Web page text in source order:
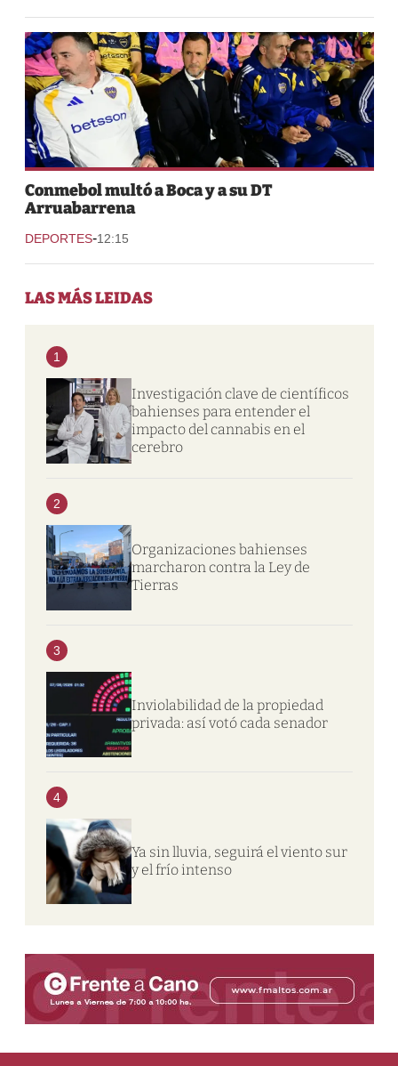
Conmebol multó a Boca y a su DT
Arruabarrena
DEPORTES-12:15
LAS MÁS LEIDAS
1
Investigación clave de científicos
bahienses para entender el
impacto del cannabis en el
cerebro
2
Organizaciones bahienses
marcharon contra la Ley de
Tierras
3
Inviolabilidad de la propiedad
privada: así votó cada senador
4
Ya sin lluvia, seguirá el viento sur
y el frío intenso